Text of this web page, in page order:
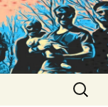
Suche
nach: